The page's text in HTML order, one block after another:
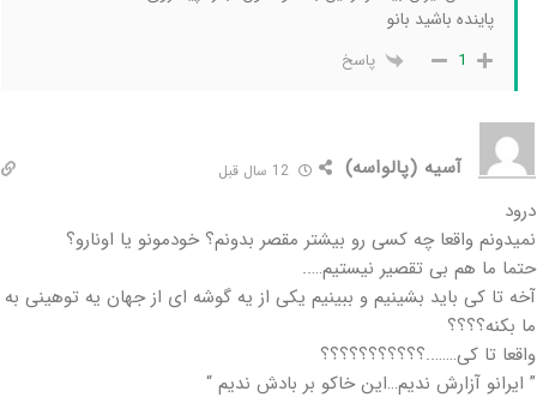
پاینده باشید بانو
1 پاسخ
آسیه (پالواسه)
درود
نمیدونم واقعا چه کسی رو بیشتر مقصر بدونم؟ خودمونو یا اونارو؟
حتما ما هم بی تقصیر نیستیم…..
آخه تا کی باید بشینیم و ببینیم یکی از یه گوشه ای از جهان یه توهینی به
ما بکنه؟؟؟؟
واقعا تا کی……..؟؟؟؟؟؟؟؟؟؟؟
” ایرانو آزارش ندیم…این خاکو بر بادش ندیم “